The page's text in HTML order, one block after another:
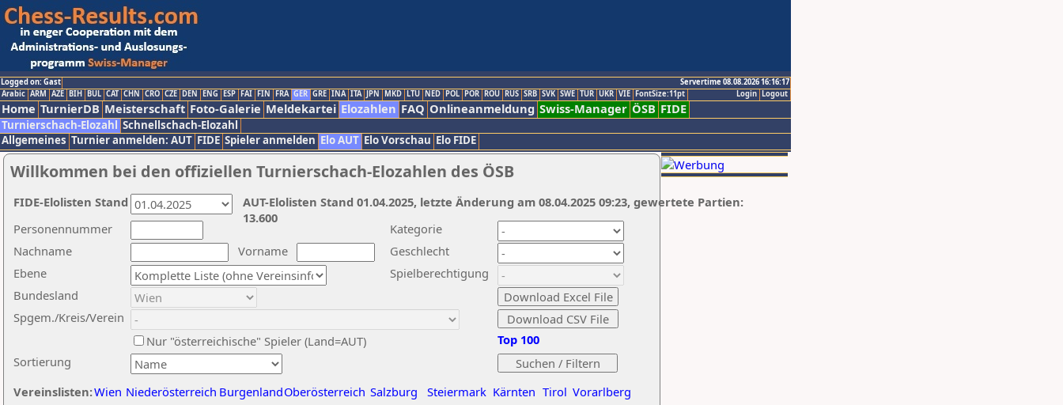
Logged on: Gast
Servertime 08.08.2026 16:16:17
Logout
Login
Arabic ARM AZE BIH BUL CAT CHN CRO CZE DEN ENG ESP FAI FIN FRA GER GRE INA ITA JPN MKD LTU NED POL POR ROU RUS SRB SVK SWE TUR UKR VIE FontSize:11pt
Home TurnierDB Meisterschaft Foto-Galerie Meldekartei Elozahlen FAQ Onlineanmeldung Swiss-Manager ÖSB FIDE
Turnierschach-Elozahl Schnellschach-Elozahl
Allgemeines Turnier anmelden: AUT FIDE Spieler anmelden Elo AUT Elo Vorschau Elo FIDE
Willkommen bei den offiziellen Turnierschach-Elozahlen des ÖSB
Nachname
Vorname
Ebene
Kategorie
Sortierung
Personennummer
Bundesland
Spgem./Kreis/Verein
Geschlecht
Nur "österreichische" Spieler (Land=AUT)
Spielberechtigung
Vereinslisten:Wien Niederösterreich BurgenlandOberösterreich Salzburg Steiermark Kärnten Tirol Vorarlberg
Top 100
AUT-Elolisten Stand 01.04.2025, letzte Änderung am 08.04.2025 09:23, gewertete Partien:
13.600
FIDE-Elolisten Stand